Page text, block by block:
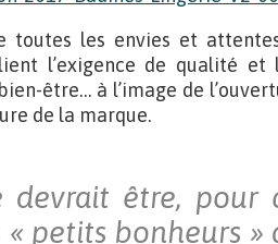
toutes les envies et
l’exigence de qualité et
être… à l’image de
de la marque.
devrait être, pour
« petits bonheurs